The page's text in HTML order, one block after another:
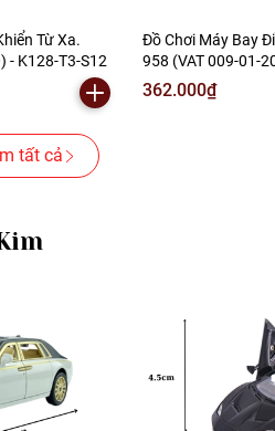
Từ Xa.
- K128-T3-S12
Đồ Chơi Máy Bay
958 (VAT 009-01-
362.000₫
tất cả